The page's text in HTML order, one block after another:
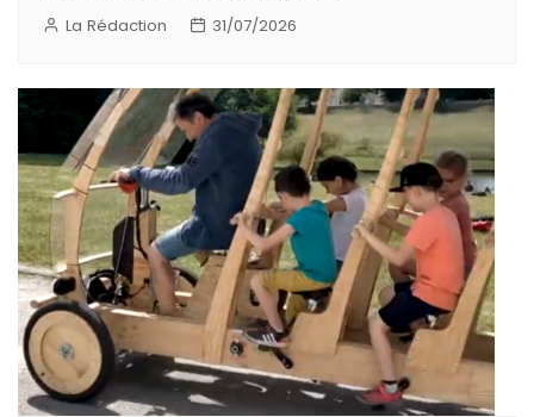
La Rédaction 31/07/2026